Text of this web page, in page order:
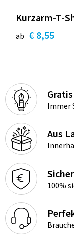
Kurzarm-T-
ab € 8,55
Immer
Aus
100%